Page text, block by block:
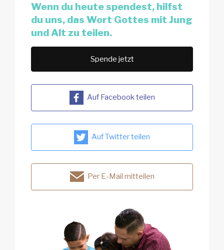
Wenn du heute spendest, hilfst
du uns, das Wort Gottes mit Jung
und Alt zu teilen.
Spende jetzt
Auf Facebook teilen
Auf Twitter teilen
Per E-Mail mitteilen